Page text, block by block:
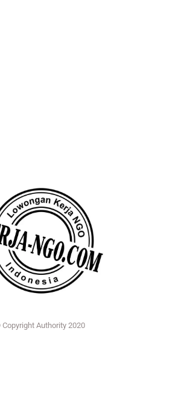
Authority 2020